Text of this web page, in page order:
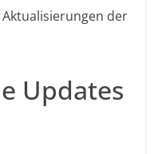
der
Updates